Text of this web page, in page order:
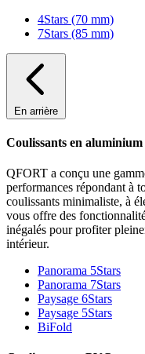
4Stars (70 mm)
7Stars (85 mm)
En arrière
Coulissants en aluminium
QFORT a conçu une
performances répondant à
coulissants minimaliste, à
vous offre des
inégalés pour profiter
intérieur.
Panorama 5Stars
Panorama 7Stars
Paysage 6Stars
Paysage 5Stars
BiFold